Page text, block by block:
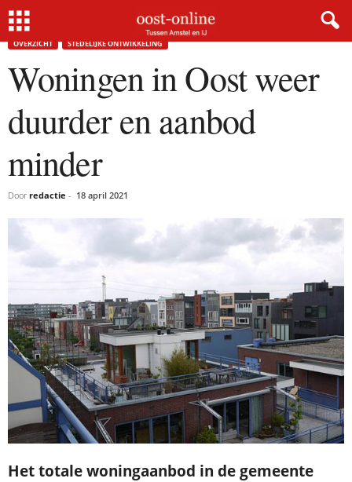
Home Woningen in Oost weer duurder en aanbod minder
OVERZICHT STEDELIJKE ONTWIKKELING
Woningen in Oost weer
duurder en aanbod
minder
Door redactie - 18 april 2021
Het totale woningaanbod in de gemeente